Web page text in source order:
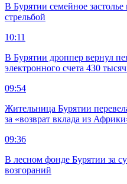
В Бурятии семейное
стрельбой
10:11
В Бурятии дроппер вернул
электронного счета 430
09:54
Жительница Бурятии
за «возврат вклада из
09:36
В лесном фонде Бурятии за
возгораний